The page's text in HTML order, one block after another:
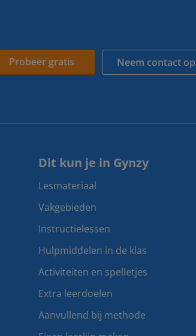
Probeer gratis Neem contact op
Dit kun je in Gynzy
Lesmateriaal
Vakgebieden
Instructielessen
Hulpmiddelen in de klas
Activiteiten en spelletjes
Extra leerdoelen
Aanvullend bij methode